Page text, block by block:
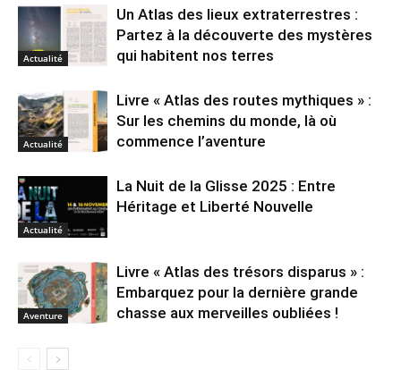
Actualité
Un Atlas des lieux extraterrestres :
Partez à la découverte des mystères
qui habitent nos terres
Actualité
Livre « Atlas des routes mythiques » :
Sur les chemins du monde, là où
commence l’aventure
Actualité
La Nuit de la Glisse 2025 : Entre
Héritage et Liberté Nouvelle
Aventure
Livre « Atlas des trésors disparus » :
Embarquez pour la dernière grande
chasse aux merveilles oubliées !